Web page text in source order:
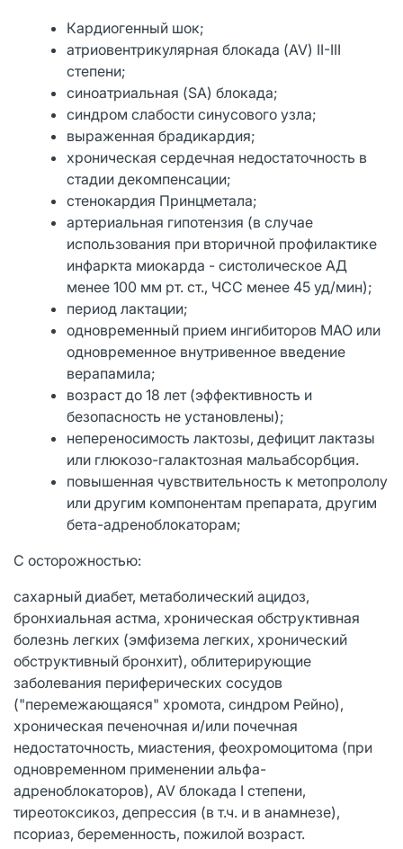
Кардиогенный шок;
атриовентрикулярная блокада (AV) II-III
степени;
синоатриальная (SA) блокада;
синдром слабости синусового узла;
выраженная брадикардия;
хроническая сердечная недостаточность в
стадии декомпенсации;
стенокардия Принцметала;
артериальная гипотензия (в случае
использования при вторичной профилактике
инфаркта миокарда - систолическое АД
менее 100 мм рт. ст., ЧСС менее 45 уд/мин);
период лактации;
одновременный прием ингибиторов МАО или
одновременное внутривенное введение
верапамила;
возраст до 18 лет (эффективность и
безопасность не установлены);
непереносимость лактозы, дефицит лактазы
или глюкозо-галактозная мальабсорбция.
повышенная чувствительность к метопрололу
или другим компонентам препарата, другим
бета-адреноблокаторам;
С осторожностью:
сахарный диабет, метаболический ацидоз,
бронхиальная астма, хроническая обструктивная
болезнь легких (эмфизема легких, хронический
обструктивный бронхит), облитерирующие
заболевания периферических сосудов
("перемежающаяся" хромота, синдром Рейно),
хроническая печеночная и/или почечная
недостаточность, миастения, феохромоцитома (при
одновременном применении альфа-
адреноблокаторов), AV блокада I степени,
тиреотоксикоз, депрессия (в т.ч. и в анамнезе),
псориаз, беременность, пожилой возраст.